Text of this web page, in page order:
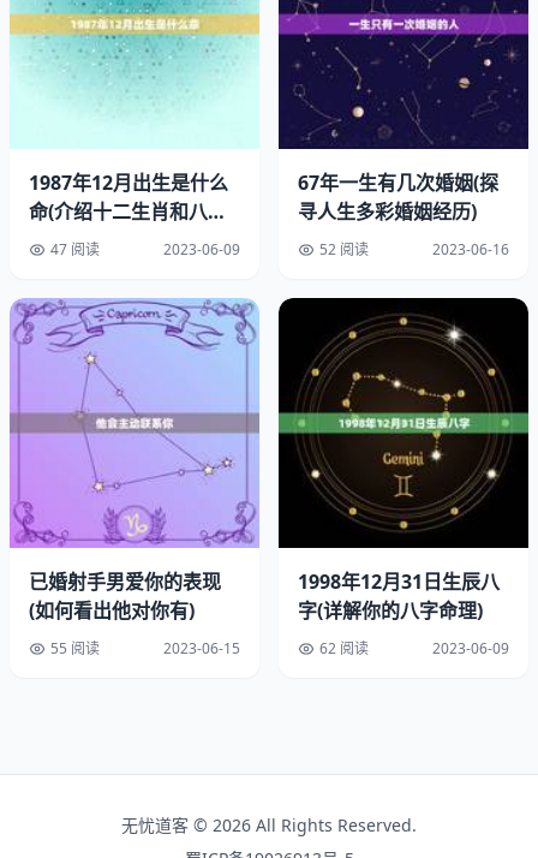
些不必要的纷争和矛盾。
3.提高婚姻幸福指数
八字合婚可以帮助夫妻双方更好地了解彼此的性格、优点和
让夫妻双方更加和谐、快乐地生活在一起。
二、八字合婚的缺点
1.依赖命理学
1987年12月出生是什么
命(介绍十二生肖和八字
命理)47 阅读 2023-06-09
67年一生有几次婚姻(探
寻人生多彩婚姻经历)
52 阅读 2023-06-16
已婚射手男爱你的表现
(如何看出他对你有)
55 阅读 2023-06-15
1998年12月31日生辰八
字(详解你的八字命理)
62 阅读 2023-06-09
无忧道客 © 2026 All Rights Reserved.